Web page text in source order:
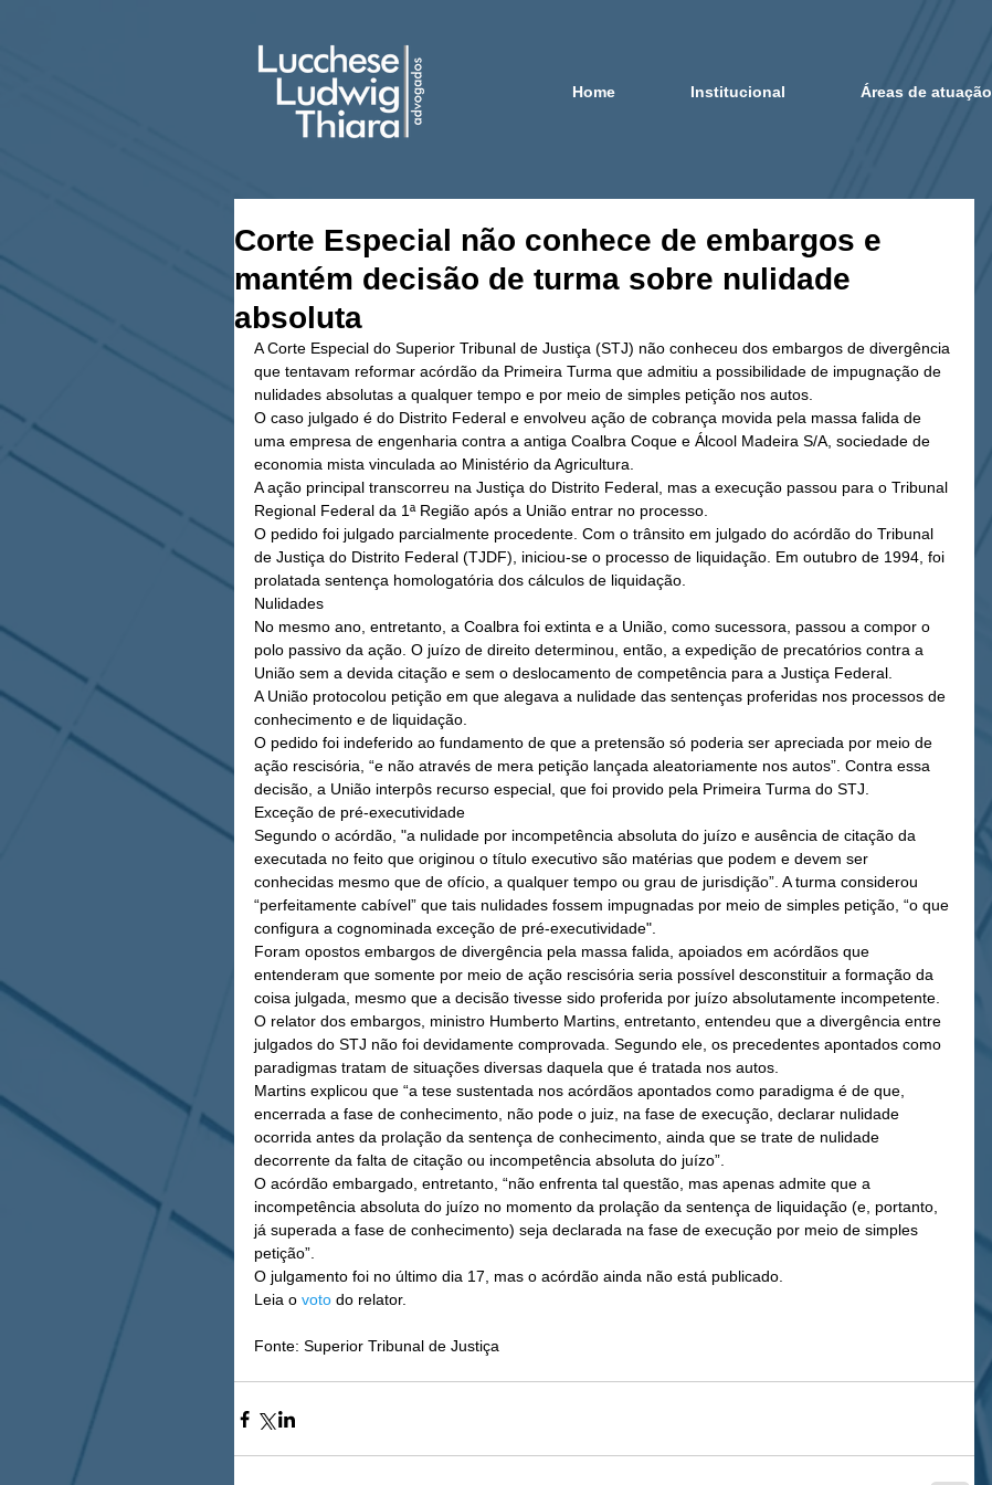
Home Institucional Áreas de atuação
Corte Especial não conhece de embargos e
mantém decisão de turma sobre nulidade
absoluta
A Corte Especial do Superior Tribunal de Justiça (STJ) não conheceu dos embargos de divergência
que tentavam reformar acórdão da Primeira Turma que admitiu a possibilidade de impugnação de
nulidades absolutas a qualquer tempo e por meio de simples petição nos autos.
O caso julgado é do Distrito Federal e envolveu ação de cobrança movida pela massa falida de
uma empresa de engenharia contra a antiga Coalbra Coque e Álcool Madeira S/A, sociedade de
economia mista vinculada ao Ministério da Agricultura.
A ação principal transcorreu na Justiça do Distrito Federal, mas a execução passou para o Tribunal
Regional Federal da 1ª Região após a União entrar no processo.
O pedido foi julgado parcialmente procedente. Com o trânsito em julgado do acórdão do Tribunal
de Justiça do Distrito Federal (TJDF), iniciou-se o processo de liquidação. Em outubro de 1994, foi
prolatada sentença homologatória dos cálculos de liquidação.
Nulidades
No mesmo ano, entretanto, a Coalbra foi extinta e a União, como sucessora, passou a compor o
polo passivo da ação. O juízo de direito determinou, então, a expedição de precatórios contra a
União sem a devida citação e sem o deslocamento de competência para a Justiça Federal.
A União protocolou petição em que alegava a nulidade das sentenças proferidas nos processos de
conhecimento e de liquidação.
O pedido foi indeferido ao fundamento de que a pretensão só poderia ser apreciada por meio de
ação rescisória, “e não através de mera petição lançada aleatoriamente nos autos”. Contra essa
decisão, a União interpôs recurso especial, que foi provido pela Primeira Turma do STJ.
Exceção de pré-executividade
Segundo o acórdão, "a nulidade por incompetência absoluta do juízo e ausência de citação da
executada no feito que originou o título executivo são matérias que podem e devem ser
conhecidas mesmo que de ofício, a qualquer tempo ou grau de jurisdição”. A turma considerou
“perfeitamente cabível” que tais nulidades fossem impugnadas por meio de simples petição, “o que
configura a cognominada exceção de pré-executividade".
Foram opostos embargos de divergência pela massa falida, apoiados em acórdãos que
entenderam que somente por meio de ação rescisória seria possível desconstituir a formação da
coisa julgada, mesmo que a decisão tivesse sido proferida por juízo absolutamente incompetente.
O relator dos embargos, ministro Humberto Martins, entretanto, entendeu que a divergência entre
julgados do STJ não foi devidamente comprovada. Segundo ele, os precedentes apontados como
paradigmas tratam de situações diversas daquela que é tratada nos autos.
Martins explicou que “a tese sustentada nos acórdãos apontados como paradigma é de que,
encerrada a fase de conhecimento, não pode o juiz, na fase de execução, declarar nulidade
ocorrida antes da prolação da sentença de conhecimento, ainda que se trate de nulidade
decorrente da falta de citação ou incompetência absoluta do juízo”.
O acórdão embargado, entretanto, “não enfrenta tal questão, mas apenas admite que a
incompetência absoluta do juízo no momento da prolação da sentença de liquidação (e, portanto,
já superada a fase de conhecimento) seja declarada na fase de execução por meio de simples
petição”.
O julgamento foi no último dia 17, mas o acórdão ainda não está publicado.
Leia o voto do relator.
Fonte: Superior Tribunal de Justiça